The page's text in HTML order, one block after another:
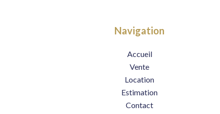
Navigation
Accueil
Vente
Location
Estimation
Contact